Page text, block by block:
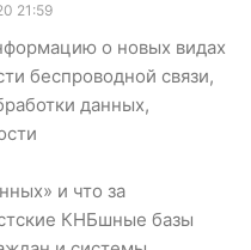
21:59
о новых видах
беспроводной связи,
данных,
и что за
КНБшные базы